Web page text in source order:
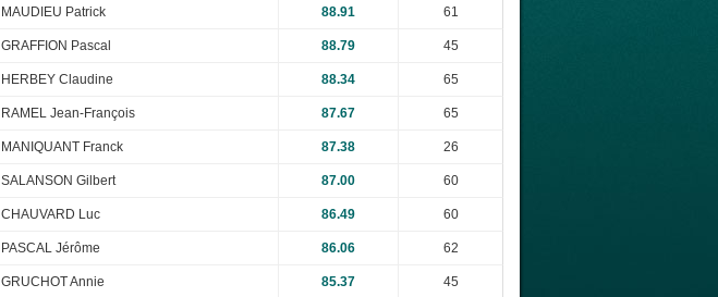
MAUDIEU Patrick 88.91 61
GRAFFION Pascal 88.79 45
HERBEY Claudine 88.34 65
RAMEL Jean-François 87.67 65
MANIQUANT Franck 87.38 26
SALANSON Gilbert 87.00 60
CHAUVARD Luc 86.49 60
PASCAL Jérôme 86.06 62
GRUCHOT Annie 85.37 45